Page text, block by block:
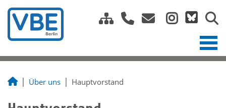
Über uns Hauptvorstand